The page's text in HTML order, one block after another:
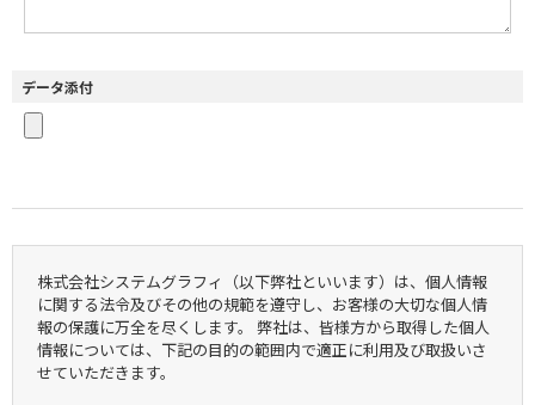
データ添付
株式会社システムグラフィ（以下弊社といいます）は、個人情報
に関する法令及びその他の規範を遵守し、お客様の大切な個人情
報の保護に万全を尽くします。 弊社は、皆様方から取得した個人
情報については、下記の目的の範囲内で適正に利用及び取扱いさ
せていただきます。